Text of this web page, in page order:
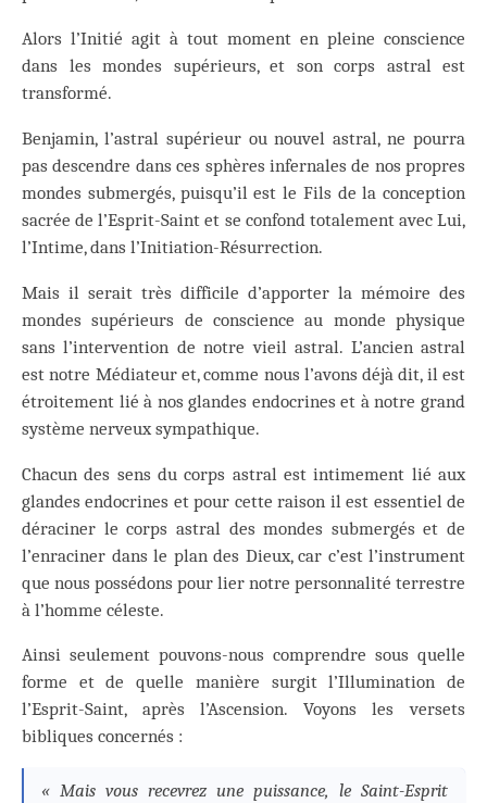
Alors l’Initié agit à tout moment en pleine conscience
dans les mondes supérieurs, et son corps astral est
transformé.
Benjamin, l’astral supérieur ou nouvel astral, ne pourra
pas descendre dans ces sphères infernales de nos propres
mondes submergés, puisqu’il est le Fils de la conception
sacrée de l’Esprit-Saint et se confond totalement avec Lui,
l’Intime, dans l’Initiation-Résurrection.
Mais il serait très difficile d’apporter la mémoire des
mondes supérieurs de conscience au monde physique
sans l’intervention de notre vieil astral. L’ancien astral
est notre Médiateur et, comme nous l’avons déjà dit, il est
étroitement lié à nos glandes endocrines et à notre grand
système nerveux sympathique.
Chacun des sens du corps astral est intimement lié aux
glandes endocrines et pour cette raison il est essentiel de
déraciner le corps astral des mondes submergés et de
l’enraciner dans le plan des Dieux, car c’est l’instrument
que nous possédons pour lier notre personnalité terrestre
à l’homme céleste.
Ainsi seulement pouvons-nous comprendre sous quelle
forme et de quelle manière surgit l’Illumination de
l’Esprit-Saint, après l’Ascension. Voyons les versets
bibliques concernés :
« Mais vous recevrez une puissance, le Saint-Esprit